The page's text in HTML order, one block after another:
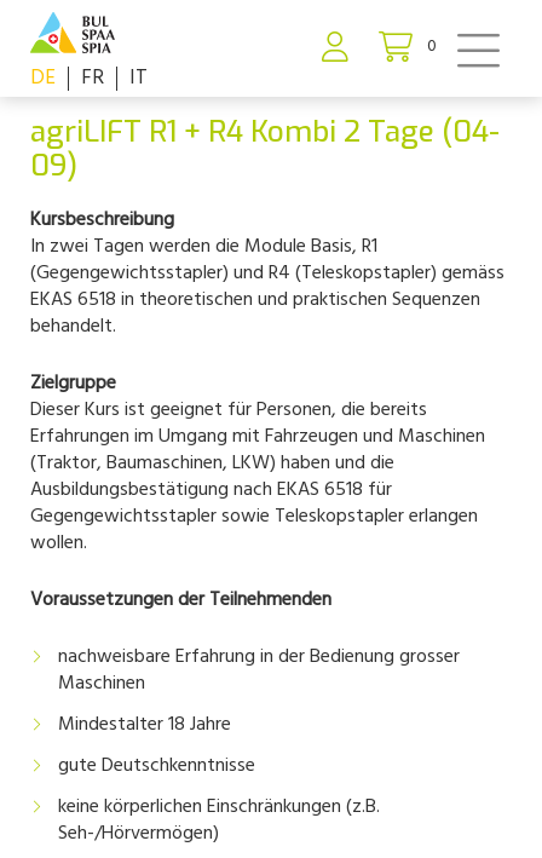
0
DE FR IT
agriLIFT R1 + R4 Kombi 2 Tage (04-
09)
Kursbeschreibung
In zwei Tagen werden die Module Basis, R1
(Gegengewichtsstapler) und R4 (Teleskopstapler) gemäss
EKAS 6518 in theoretischen und praktischen Sequenzen
behandelt.
Zielgruppe
Dieser Kurs ist geeignet für Personen, die bereits
Erfahrungen im Umgang mit Fahrzeugen und Maschinen
(Traktor, Baumaschinen, LKW) haben und die
Ausbildungsbestätigung nach EKAS 6518 für
Gegengewichtsstapler sowie Teleskopstapler erlangen
wollen.
Voraussetzungen der Teilnehmenden
nachweisbare Erfahrung in der Bedienung grosser
Maschinen
Mindestalter 18 Jahre
gute Deutschkenntnisse
keine körperlichen Einschränkungen (z.B.
Seh-/Hörvermögen)